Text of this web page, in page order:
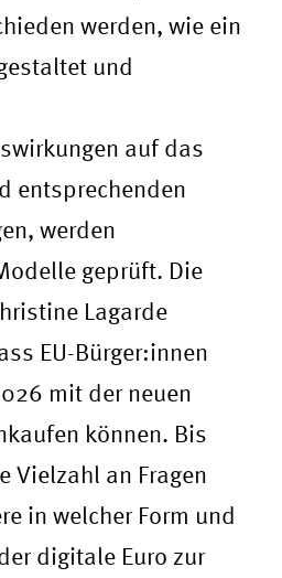
werden, wie ein
und
auf das
entsprechenden
werden
geprüft. Die
Lagarde
EU-Bürger:innen
mit der neuen
können. Bis
Vielzahl an Fragen
in welcher Form und
digitale Euro zur